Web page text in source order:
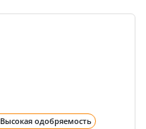
Высокая одобряемость